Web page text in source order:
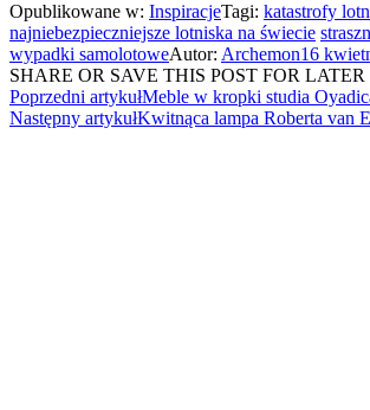
Opublikowane w: InspiracjeTagi: katastrofy
najniebezpieczniejsze lotniska na świecie
wypadki samolotoweAutor: Archemon16
SHARE OR SAVE THIS POST FOR
Poprzedni artykułMeble w kropki studia
Następny artykułKwitnąca lampa Roberta van